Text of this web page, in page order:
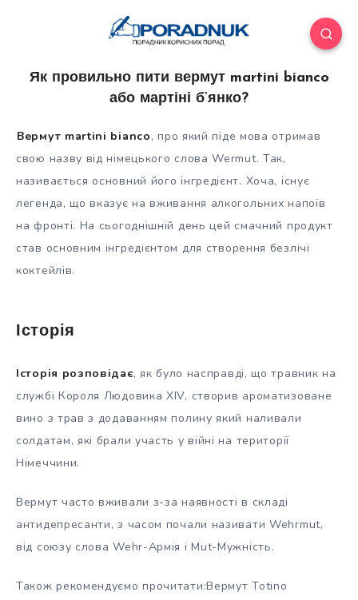
Як провильно пити вермут martini bianco
або мартіні б’янко?
Вермут martini bianco, про який піде мова отримав
свою назву від німецького слова Wermut. Так,
називається основний його інгредієнт. Хоча, існує
легенда, що вказує на вживання алкогольних напоїв
на фронті. На сьогоднішній день цей смачний продукт
став основним інгредієнтом для створення безлічі
коктейлів.
Історія
Історія розповідає, як було насправді, що травник на
службі Короля Людовика XIV, створив ароматизоване
вино з трав з додаванням полину який наливали
солдатам, які брали участь у війні на території
Німеччини.
Вермут часто вживали з-за наявності в складі
антидепресанти, з часом почали називати Wehrmut,
від союзу слова Wehr-Армія і Mut-Мужність.
Також рекомендуємо прочитати:Вермут Totino